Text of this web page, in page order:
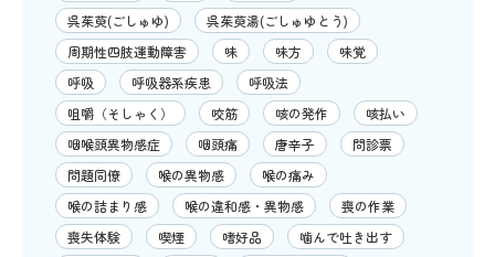
呉茱萸(ごしゅゆ)
呉茱萸湯(ごしゅゆとう)
周期性四肢運動障害
味 味方
味覚
呼吸
呼吸器系疾患
呼吸法
咀嚼（そしゃく）
咬筋 咳の発作
咳払い
咽喉頭異物感症
咽頭痛 唐辛子
問診票
問題同僚
喉の異物感
喉の痛み
喉の詰まり感
喉の違和感・異物感
喪の作業
喪失体験
喫煙 嗜好品
噛んで吐き出す